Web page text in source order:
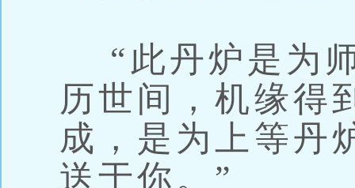
“此丹炉是为
历世间，机缘得
成，是为上等丹
送于你。”